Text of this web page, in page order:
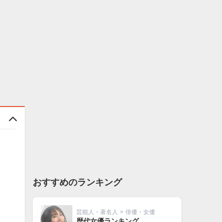
おすすめのランキング
芸能人・著名人 > 俳優・女優